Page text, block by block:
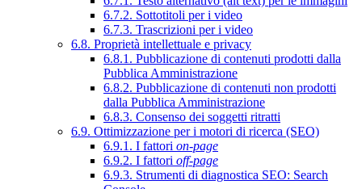
6.7.2. Sottotitoli per i video
6.7.3. Trascrizioni per i video
6.8. Proprietà intellettuale e privacy
6.8.1. Pubblicazione di contenuti prodotti dalla
Pubblica Amministrazione
6.8.2. Pubblicazione di contenuti non prodotti
dalla Pubblica Amministrazione
6.8.3. Consenso dei soggetti ritratti
6.9. Ottimizzazione per i motori di ricerca (SEO)
6.9.1. I fattori on-page
6.9.2. I fattori off-page
6.9.3. Strumenti di diagnostica SEO: Search